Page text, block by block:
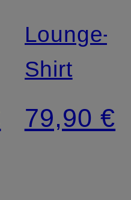
Lounge-
Shirt
79,90 €